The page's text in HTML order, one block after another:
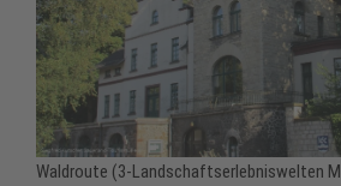
Waldroute (3-Landschaftserlebniswelten